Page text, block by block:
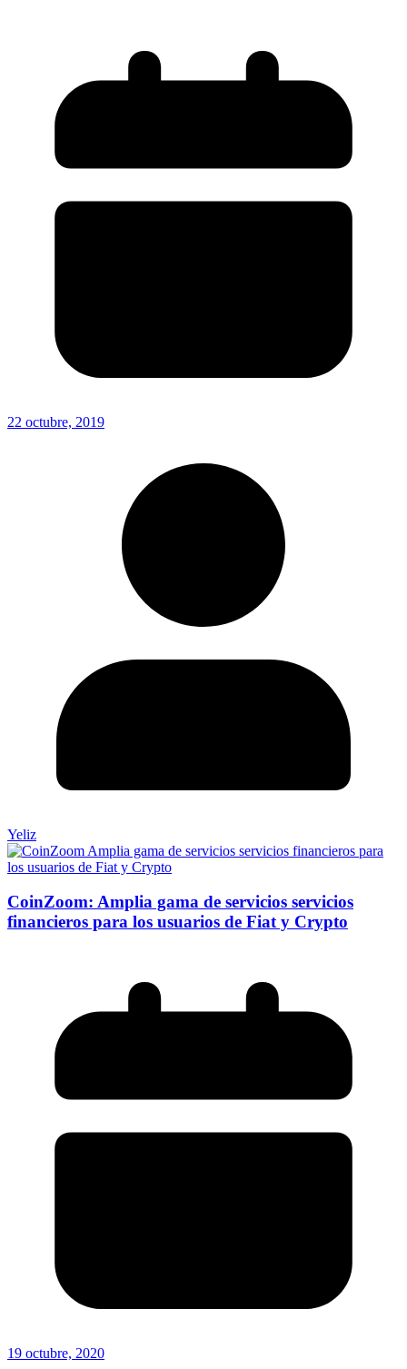
22 octubre, 2019
Yeliz
CoinZoom: Amplia gama de servicios servicios
financieros para los usuarios de Fiat y Crypto
19 octubre, 2020